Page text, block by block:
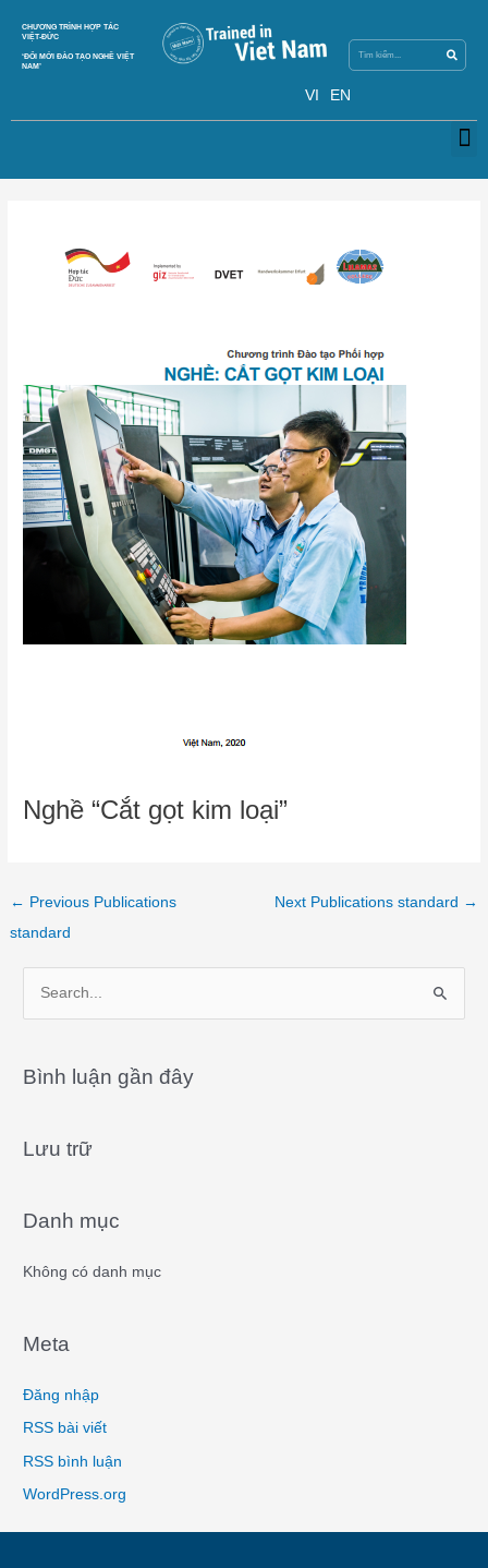
content
CHƯƠNG TRÌNH HỢP TÁC
VIỆT-ĐỨC
‘ĐỔI MỚI ĐÀO TẠO NGHỀ VIỆT
NAM’
VI EN
Nghề “Cắt gọt kim loại”
← Previous Publications
standard
Next Publications standard →
r
h
:
Bình luận gần đây
Lưu trữ
Danh mục
Không có danh mục
Meta
Đăng nhập
RSS bài viết
RSS bình luận
WordPress.org